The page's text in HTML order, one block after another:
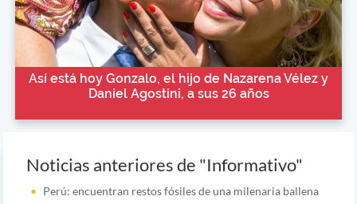
Así está hoy Gonzalo, el hijo de Nazarena Vélez y
Daniel Agostini, a sus 26 años
Noticias anteriores de "Informativo"
Perú: encuentran restos fósiles de una milenaria ballena